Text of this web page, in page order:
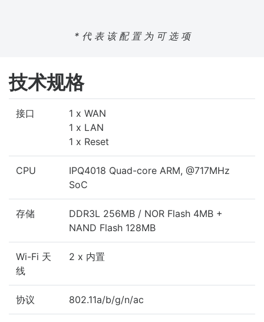
* 代 表 该 配 置 为 可 选 项
技术规格
接口
1 x WAN
1 x LAN
1 x Reset
CPU
IPQ4018 Quad-core ARM, @717MHz
SoC
存储
DDR3L 256MB / NOR Flash 4MB +
NAND Flash 128MB
Wi-Fi 天
线
2 x 内置
协议 802.11a/b/g/n/ac